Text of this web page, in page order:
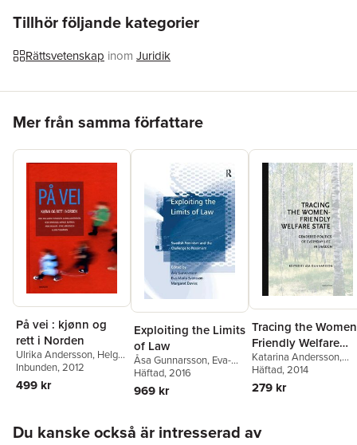
Tillhör följande kategorier
Rättsvetenskap inom Juridik
Mer från samma författare
På vei : kjønn og
rett i Norden
Ulrika Andersson, Helga
Aune,Trine Baumbach
Hege Brækhus
Burman
Stine Jørgensen,
Inbunden, 2012
499 kr
Exploiting the Limits
of Law
Åsa Gunnarsson, Eva-
Maria Svensson
Häftad, 2016
969 kr
Tracing the
Friendly Welfare
State. Gendered
Politics of
Life in Sweden
Katarina Andersson,
Britt-Marie Berge
Gunnarsson
Hamreby
Overud
Häftad, 2014
279 kr
Du kanske också är intresserad av